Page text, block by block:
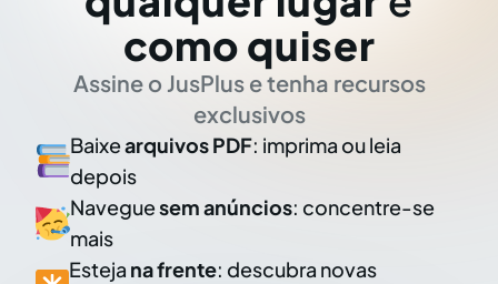
como quiser
Assine o JusPlus e tenha recursos
exclusivos
Baixearquivos PDF: imprima ou leia
depois
Naveguesem anúncios: concentre-se
mais
Esteja na frente: descubra novas